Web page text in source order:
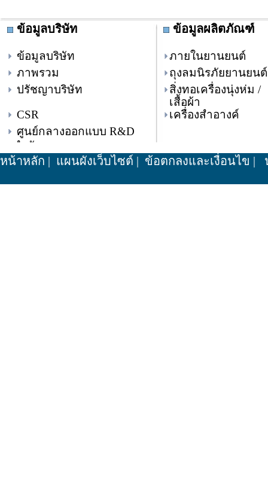
ข้อมูลบริษัท ข้อมูลผลิตภัณฑ์
ข้อมูลบริษัท
ภายในยานยนต์
ภาพรวม
ถุงลมนิรภัยยานยนต์
ปรัชญาบริษัท
สิ่งทอเครื่องนุ่งห่ม /
เสื้อผ้า
CSR
เครื่องสำอางค์
ศูนย์กลางออกแบบ R&D
สำนักงานกรุงเทพ
หน้าหลัก | แผนผังเว็บไซต์ | ข้อตกลงและเงื่อนไข |